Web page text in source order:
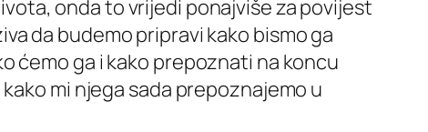
onda to vrijedi ponajviše za povijest
da budemo pripravi kako bismo ga
ćemo ga i kako prepoznati na koncu
mi njega sada prepoznajemo u